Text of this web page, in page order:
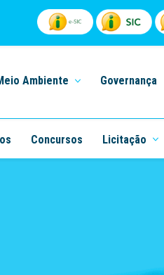
Ambiente Governança
Concursos Licitação